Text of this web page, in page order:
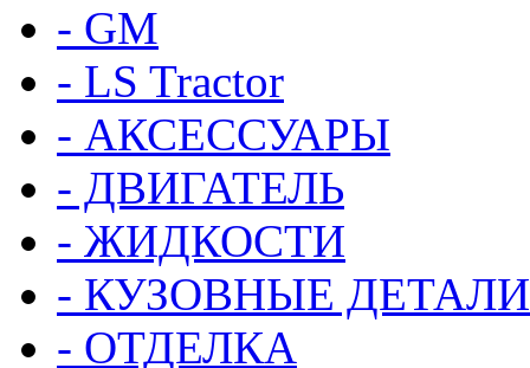
- GM
- LS Tractor
- АКСЕССУАРЫ
- ДВИГАТЕЛЬ
- ЖИДКОСТИ
- КУЗОВНЫЕ ДЕТАЛИ
- ОТДЕЛКА